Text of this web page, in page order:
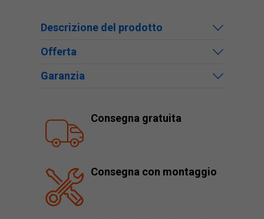
Descrizione del prodotto
Offerta
Garanzia
Consegna gratuita
Consegna con montaggio